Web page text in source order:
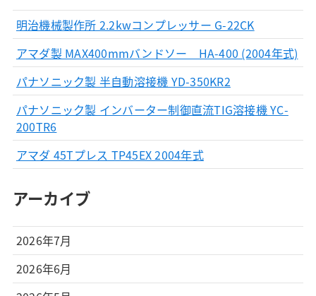
明治機械製作所 2.2kwコンプレッサー G-22CK
アマダ製 MAX400mmバンドソー HA-400 (2004年式)
パナソニック製 半自動溶接機 YD-350KR2
パナソニック製 インバーター制御直流TIG溶接機 YC-
200TR6
アマダ 45Tプレス TP45EX 2004年式
アーカイブ
2026年7月
2026年6月